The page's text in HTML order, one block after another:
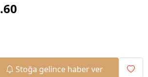
Stoğa gelince haber ver